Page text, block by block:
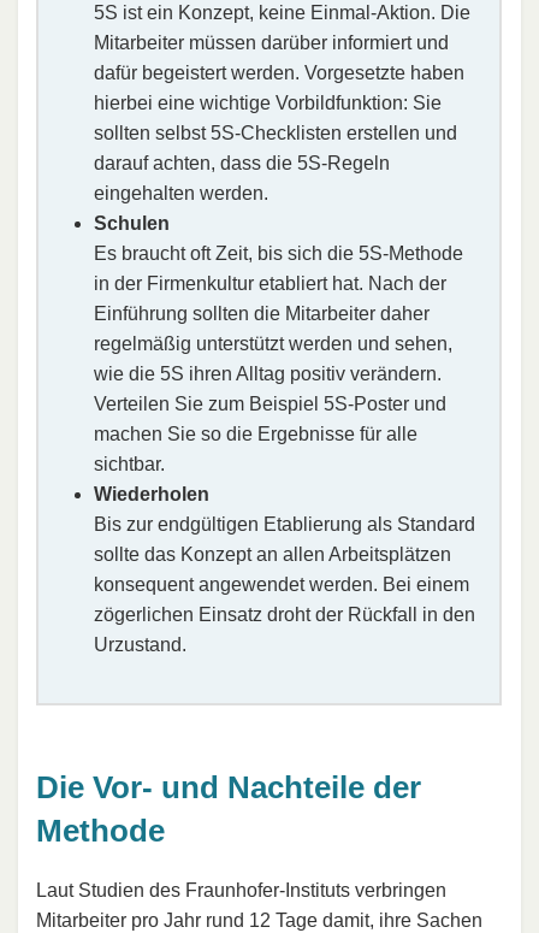
5S ist ein Konzept, keine Einmal-Aktion. Die
Mitarbeiter müssen darüber informiert und
dafür begeistert werden. Vorgesetzte haben
hierbei eine wichtige Vorbildfunktion: Sie
sollten selbst 5S-Checklisten erstellen und
darauf achten, dass die 5S-Regeln
eingehalten werden.
Schulen
Es braucht oft Zeit, bis sich die 5S-Methode
in der Firmenkultur etabliert hat. Nach der
Einführung sollten die Mitarbeiter daher
regelmäßig unterstützt werden und sehen,
wie die 5S ihren Alltag positiv verändern.
Verteilen Sie zum Beispiel 5S-Poster und
machen Sie so die Ergebnisse für alle
sichtbar.
Wiederholen
Bis zur endgültigen Etablierung als Standard
sollte das Konzept an allen Arbeitsplätzen
konsequent angewendet werden. Bei einem
zögerlichen Einsatz droht der Rückfall in den
Urzustand.
Die Vor- und Nachteile der
Methode
Laut Studien des Fraunhofer-Instituts verbringen
Mitarbeiter pro Jahr rund 12 Tage damit, ihre Sachen